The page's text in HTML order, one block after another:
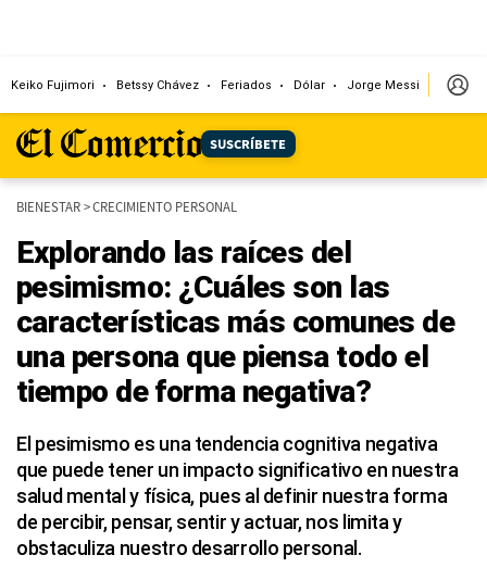
SUSCRÍBETE
Keiko Fujimori Betssy Chávez Feriados Dólar Jorge Messi Papa
BIENESTAR>CRECIMIENTO PERSONAL
Explorando las raíces del
pesimismo: ¿Cuáles son las
características más comunes de
una persona que piensa todo el
tiempo de forma negativa?
El pesimismo es una tendencia cognitiva negativa
que puede tener un impacto significativo en nuestra
salud mental y física, pues al definir nuestra forma
de percibir, pensar, sentir y actuar, nos limita y
obstaculiza nuestro desarrollo personal.